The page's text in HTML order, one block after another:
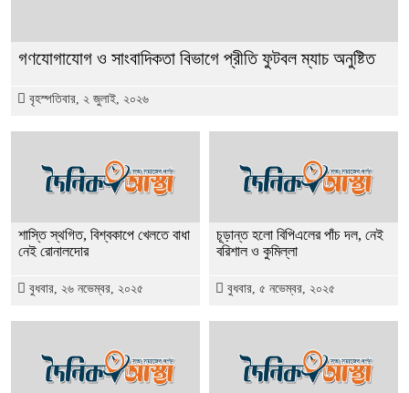
গণযোগাযোগ ও সাংবাদিকতা বিভাগে প্রীতি ফুটবল ম্যাচ অনুষ্টিত
বৃহস্পতিবার, ২ জুলাই, ২০২৬
শাস্তি স্থগিত, বিশ্বকাপে খেলতে বাধা
নেই রোনালদোর
বুধবার, ২৬ নভেম্বর, ২০২৫
চূড়ান্ত হলো বিপিএলের পাঁচ দল, নেই
বরিশাল ও কুমিল্লা
বুধবার, ৫ নভেম্বর, ২০২৫